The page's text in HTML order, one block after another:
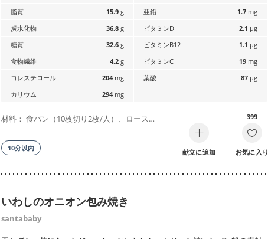
脂質
15.9 g
炭水化物
36.8 g
糖質
32.6 g
食物繊維
4.2 g
コレステロール
204 mg
カリウム
294 mg
亜鉛
1.7 mg
ビタミンD
2.1 µg
ビタミンB12
1.1 µg
ビタミンC
19 mg
葉酸
87 µg
材料： 食パン（10枚切り2枚/人）、ロース…
10分以内 献立に追加
399
お気に入り
いわしのオニオン包み焼き
santababy